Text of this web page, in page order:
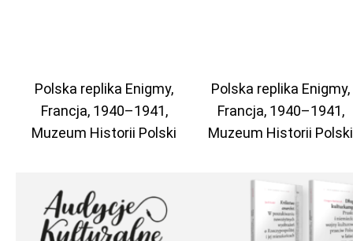
Polska replika Enigmy,
Francja, 1940–1941,
Muzeum Historii Polski
Polska replika Enigmy,
Francja, 1940–1941,
Muzeum Historii Polski